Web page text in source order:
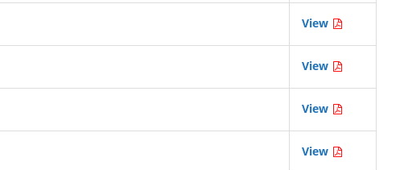
View
View
View
View